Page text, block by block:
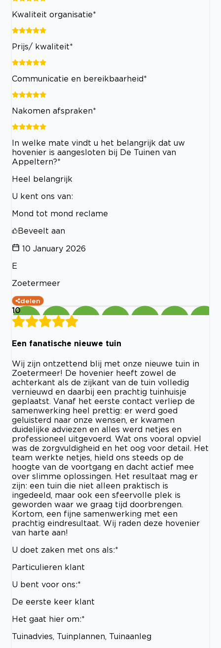
Kwaliteit organisatie*
Prijs/ kwaliteit*
Communicatie en bereikbaarheid*
Nakomen afspraken*
In welke mate vindt u het belangrijk dat uw
hovenier is aangesloten bij De Tuinen van
Appeltern?*
Heel belangrijk
U kent ons van:
Mond tot mond reclame
Beveelt aan
10 January 2026
E
Zoetermeer
delen
10
Een fanatische nieuwe tuin
Wij zijn ontzettend blij met onze nieuwe tuin in
Zoetermeer! De hovenier heeft zowel de
achterkant als de zijkant van de tuin volledig
vernieuwd en daarbij een prachtig tuinhuisje
geplaatst. Vanaf het eerste contact verliep de
samenwerking heel prettig: er werd goed
geluisterd naar onze wensen, er kwamen
duidelijke adviezen en alles werd netjes en
professioneel uitgevoerd. Wat ons vooral opviel
was de zorgvuldigheid en het oog voor detail. Het
team werkte netjes, hield ons steeds op de
hoogte van de voortgang en dacht actief mee
over slimme oplossingen. Het resultaat mag er
zijn: een tuin die niet alleen praktisch is
ingedeeld, maar ook een sfeervolle plek is
geworden waar we graag tijd doorbrengen.
Kortom, een fijne samenwerking met een
prachtig eindresultaat. Wij raden deze hovenier
van harte aan!
U doet zaken met ons als:*
Particulieren klant
U bent voor ons:*
De eerste keer klant
Het gaat hier om:*
Tuinadvies, Tuinplannen, Tuinaanleg